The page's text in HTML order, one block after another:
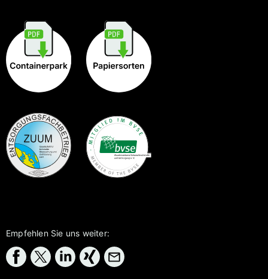
Empfehlen Sie uns weiter: